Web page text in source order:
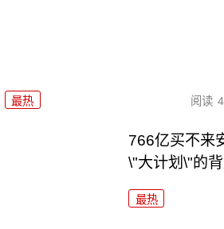
最热 阅读
766亿买不来
\"大计划\"的
最热